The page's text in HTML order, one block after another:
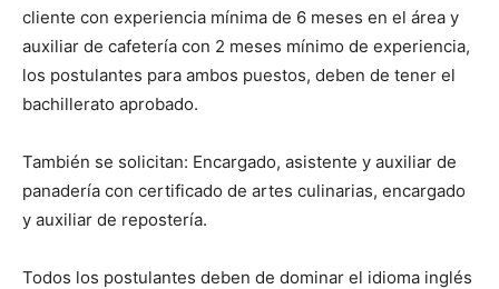
cliente con experiencia mínima de 6 meses en el área y
auxiliar de cafetería con 2 meses mínimo de experiencia,
los postulantes para ambos puestos, deben de tener el
bachillerato aprobado.
También se solicitan: Encargado, asistente y auxiliar de
panadería con certificado de artes culinarias, encargado
y auxiliar de repostería.
Todos los postulantes deben de dominar el idioma inglés